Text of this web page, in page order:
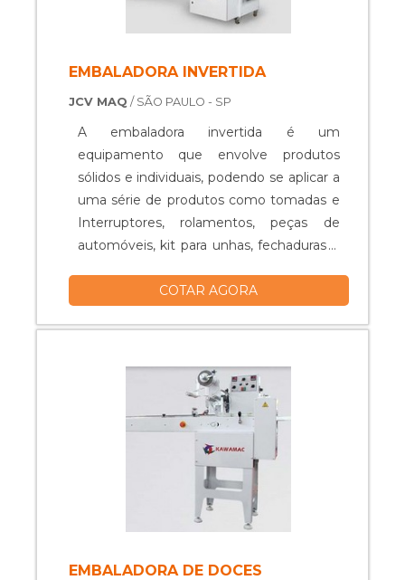
EMBALADORA INVERTIDA
JCV MAQ / SÃO PAULO - SP
A embaladora invertida é um
equipamento que envolve produtos
sólidos e individuais, podendo se aplicar a
uma série de produtos como tomadas e
Interruptores, rolamentos, peças de
automóveis, kit para unhas, fechaduras e
barras de chocolate, entre outros.
desempenho; Conservação integral dos
defeitos; Alta eficiência; Entre outros.....
COTAR AGORA
EMBALADORA DE DOCES